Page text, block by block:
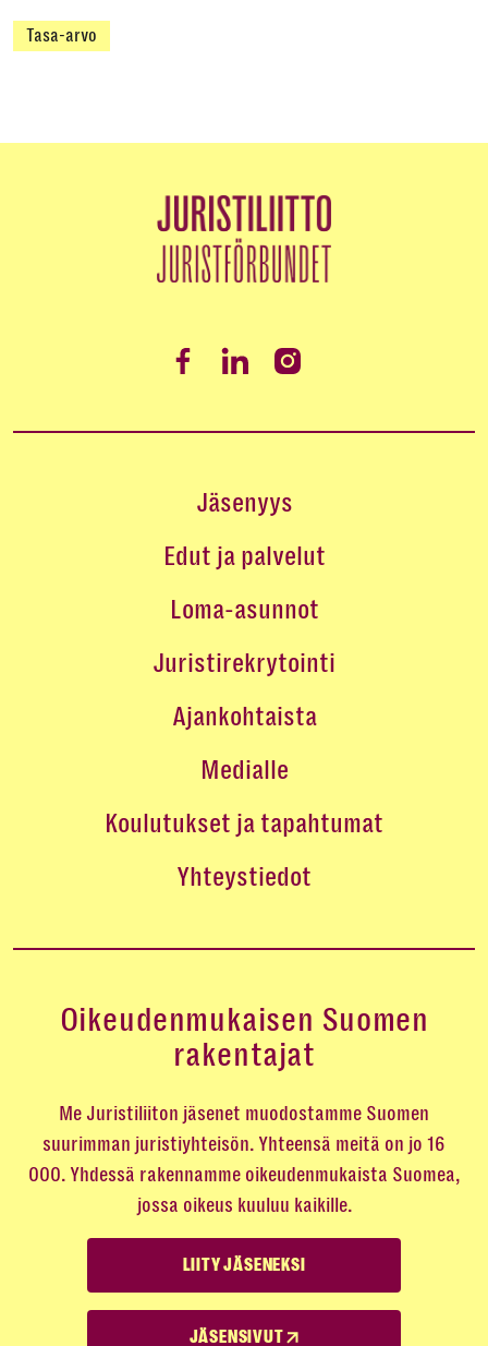
Tasa-arvo
Jäsenyys
Edut ja palvelut
Loma-asunnot
Juristirekrytointi
Ajankohtaista
Medialle
Koulutukset ja tapahtumat
Yhteystiedot
Oikeudenmukaisen Suomen
rakentajat
Me Juristiliiton jäsenet muodostamme Suomen
suurimman juristiyhteisön. Yhteensä meitä on jo 16
000. Yhdessä rakennamme oikeudenmukaista Suomea,
jossa oikeus kuuluu kaikille.
LIITY JÄSENEKSI
JÄSENSIVUT